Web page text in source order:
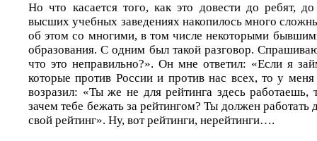
Но что касается того, как это довести до ребят,
высших учебных заведениях накопилось много
об этом со многими, в том числе некоторыми
образования. С одним был такой разговор.
что это неправильно?». Он мне ответил: «Если я
которые против России и против нас всех, то у
возразил: «Ты же не для рейтинга здесь работаешь,
зачем тебе бежать за рейтингом? Ты должен работать
свой рейтинг». Ну, вот рейтинги, нерейтинги….